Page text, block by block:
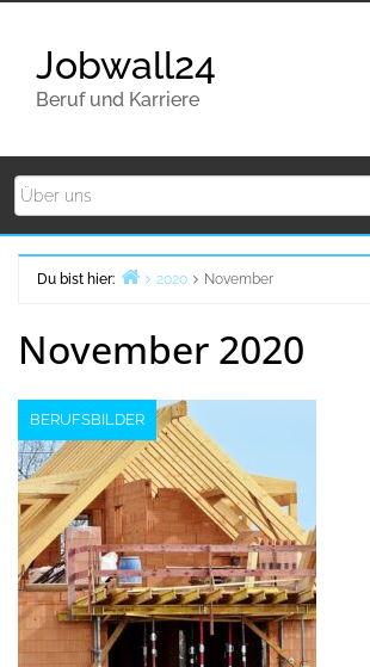
Jobwall24
Beruf und Karriere
Du bist hier:
2020 November
November 2020
BERUFSBILDER